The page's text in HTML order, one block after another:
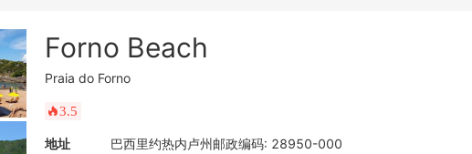
Forno Beach
Praia do Forno
󰺂3.5
地址 巴西里约热内卢州邮政编码: 28950-000